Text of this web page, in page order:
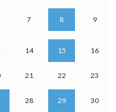
7 8 9
14 15 16
21 22 23
28 29 30